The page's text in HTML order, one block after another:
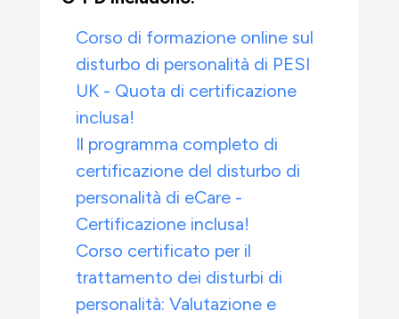
Corso di formazione online sul
disturbo di personalità di PESI
UK - Quota di certificazione
inclusa!
Il programma completo di
certificazione del disturbo di
personalità di eCare -
Certificazione inclusa!
Corso certificato per il
trattamento dei disturbi di
personalità: Valutazione e